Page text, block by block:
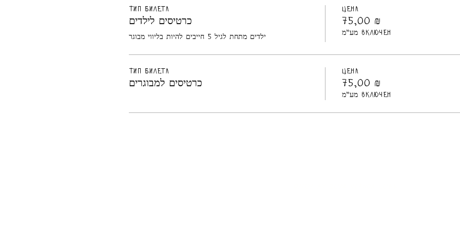
Тип билета
כרטיסים לילדים
ילדים מתחת לגיל 5 חייבים להיות בליווי מבוגר
Цена
75,00 ₪
מע"מ включен
Тип билета
כרטיסים למבוגרים
Цена
75,00 ₪
מע"מ включен